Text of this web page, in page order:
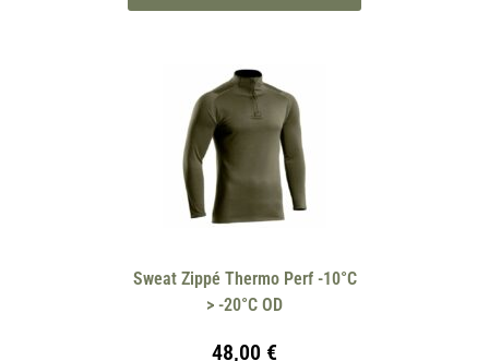
Sweat Zippé Thermo Perf -10°C
> -20°C OD
48,00 €